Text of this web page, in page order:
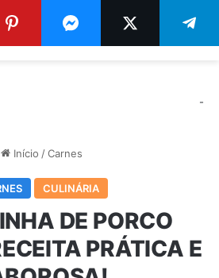
-
Início / Carnes
CULINÁRIA
DE PORCO
PRÁTICA E